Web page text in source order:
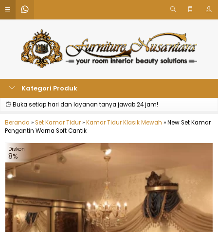
Kategori Produk
Buka setiap hari dan layanan tanya jawab 24 jam!
Beranda »Set Kamar Tidur»Kamar Tidur Klasik Mewah »New Set Kamar
Pengantin Warna Soft Cantik
Diskon
8%